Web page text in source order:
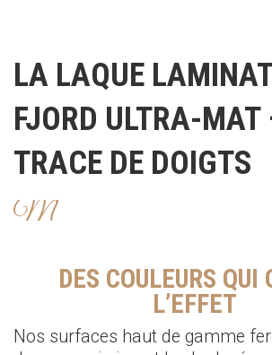
LA LAQUE
FJORD ULTRA-
TRACE DE DOIGTS
DES COULEURS QUI
L’EFFET
Nos surfaces haut de gamme